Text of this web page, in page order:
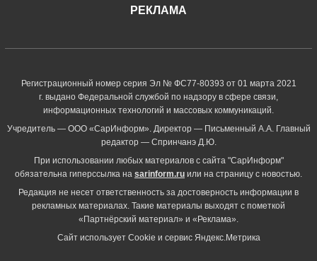
РЕКЛАМА
Регистрационный номер серия Эл № ФС77-80393 от 01 марта 2021
г. выдано Федеральной службой по надзору в сфере связи,
информационных технологий и массовых коммуникаций.
Учредитель — ООО «СарИнформ». Директор — Письменный А.А. Главный
редактор — Спринчанэ Д.Ю.
При использовании любых материалов с сайта "СарИнформ"
обязательна гиперссылка на sarinform.ru или на страницу с новостью.
Редакция не несет ответственность за достоверность информации в
рекламных материалах. Такие материалы выходят с пометкой
«Партнёрский материал» и «Реклама».
Сайт использует Cookie и сервиc Яндекс.Метрика